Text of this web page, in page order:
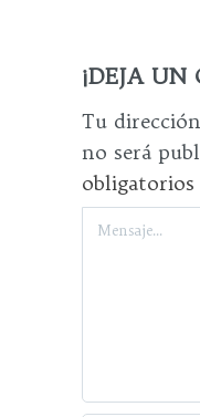
¡DEJA UN
Tu
no será
obligatorios